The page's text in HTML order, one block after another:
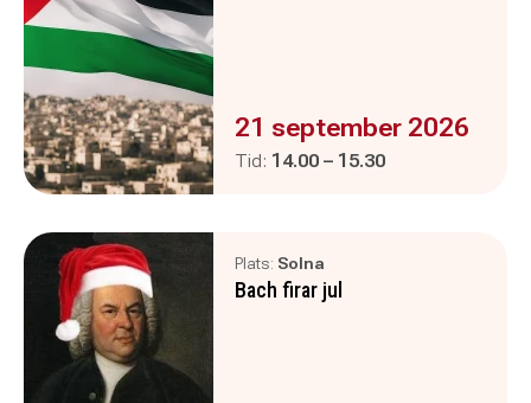
Evenemanget är :
21 september 2026
Tid: Pågår mellan
14.00 – och
15.30
Plats: Solna
Bach firar jul